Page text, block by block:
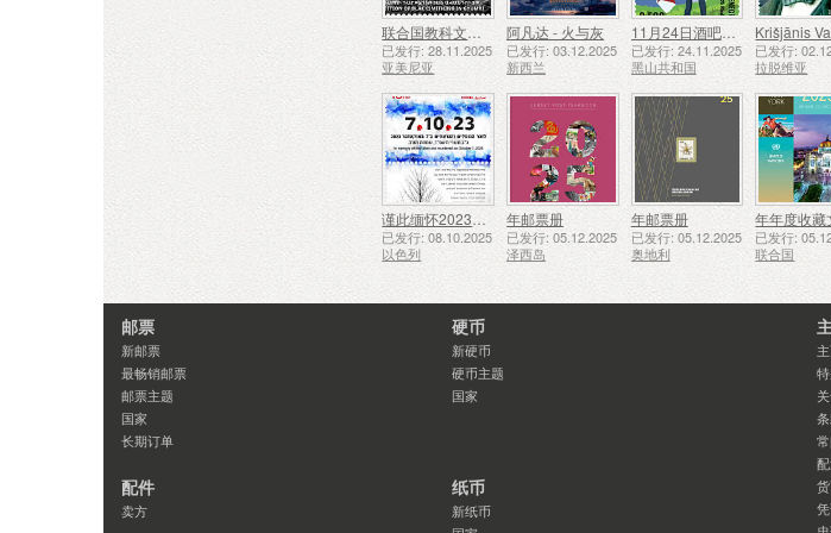
联合国教科文组织人类非物质文化遗产代表作名录——久姆里的铁匠技艺
已发行: 28.11.2025
亚美尼亚
阿凡达 - 火与灰
已发行: 03.12.2025
新西兰
11月24日酒吧侦察员成立50周年
已发行: 24.11.2025
黑山共和国
已发行:
拉脱维亚
谨此缅怀2023年10月7日遇难和被谋杀的人们
已发行: 08.10.2025
以色列
年邮票册
已发行: 05.12.2025
泽西岛
年邮票册
已发行: 05.12.2025
奥地利
已发行:
联合国
邮票
新邮票
最畅销邮票
邮票主题
国家
长期订单
硬币
新硬币
硬币主题
国家
配件
卖方
纸币
新纸币